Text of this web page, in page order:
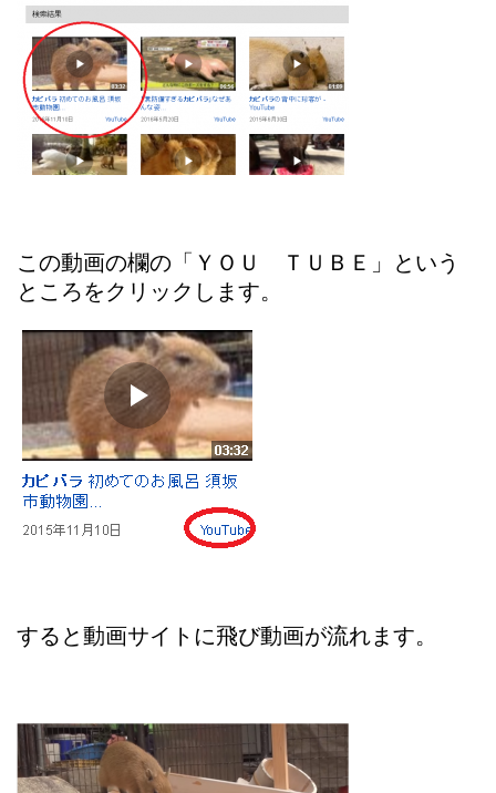
この動画の欄の「ＹＯＵ ＴＵＢＥ」という
ところをクリックします。
すると動画サイトに飛び動画が流れます。